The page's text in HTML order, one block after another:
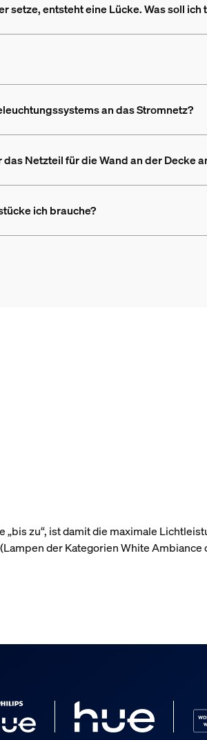
setze, entsteht eine Lücke. Was soll ich
an das Stromnetz?
Netzteil für die Wand an der Decke
ich brauche?
zu“, ist damit die maximale
der Kategorien White